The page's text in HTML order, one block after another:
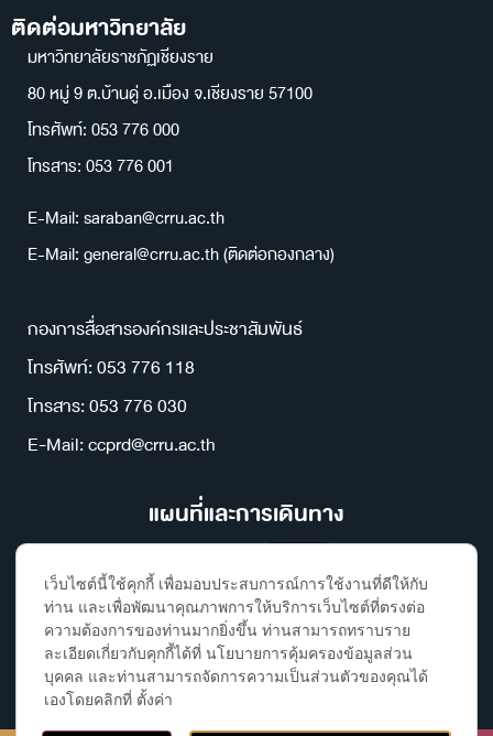
ติดต่อมหาวิทยาลัย
มหาวิทยาลัยราชภัฏเชียงราย
80 หมู่ 9 ต.บ้านดู่ อ.เมือง จ.เชียงราย 57100
โทรศัพท์: 053 776 000
โทรสาร: 053 776 001
E-Mail: saraban@crru.ac.th
E-Mail: general@crru.ac.th (ติดต่อกองกลาง)
กองการสื่อสารองค์กรและประชาสัมพันธ์
โทรศัพท์: 053 776 118
โทรสาร: 053 776 030
E-Mail: ccprd@crru.ac.th
แผนที่และการเดินทาง
เว็บไซต์นี้ใช้คุกกี้ เพื่อมอบประสบการณ์การใช้งานที่ดีให้กับ
ท่าน และเพื่อพัฒนาคุณภาพการให้บริการเว็บไซต์ที่ตรงต่อ
ความต้องการของท่านมากยิ่งขึ้น ท่านสามารถทราบราย
ละเอียดเกี่ยวกับคุกกี้ได้ที่ นโยบายการคุ้มครองข้อมูลส่วน
บุคคล และท่านสามารถจัดการความเป็นส่วนตัวของคุณได้
เองโดยคลิกที่ ตั้งค่า